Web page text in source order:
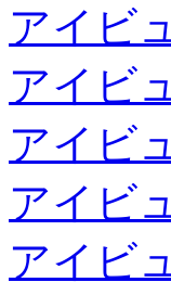
アイビ
アイビ
アイビ
アイビ
アイビ